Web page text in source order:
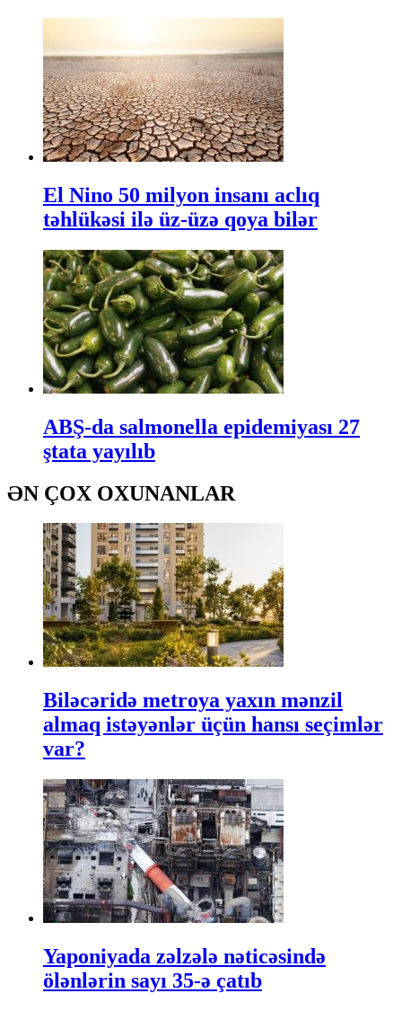
El Nino 50 milyon insanı aclıq
təhlükəsi ilə üz-üzə qoya bilər
ABŞ-da salmonella epidemiyası 27
ştata yayılıb
ƏN ÇOX OXUNANLAR
Biləcəridə metroya yaxın mənzil
almaq istəyənlər üçün hansı seçimlər
var?
Yaponiyada zəlzələ nəticəsində
ölənlərin sayı 35-ə çatıb